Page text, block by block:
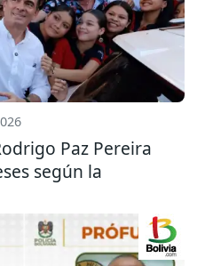
Paz Pereira
según la